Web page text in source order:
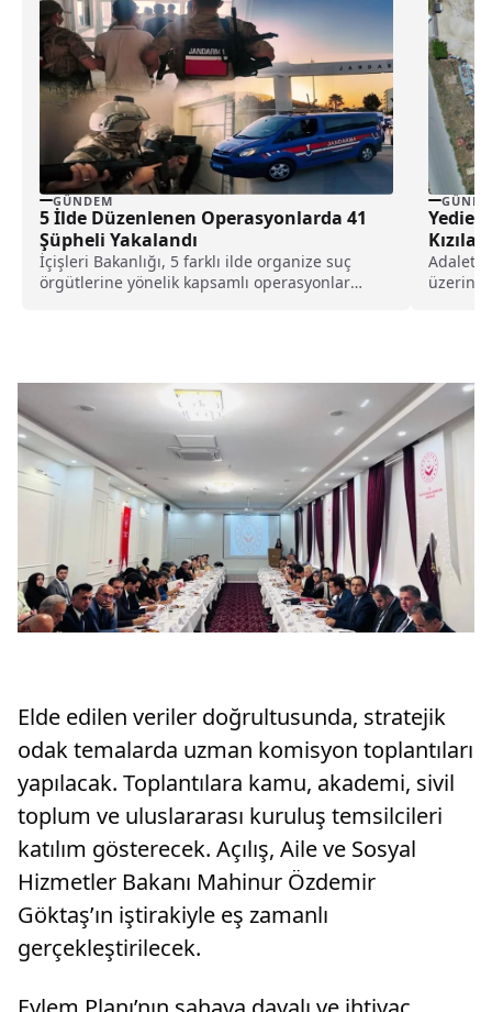
GÜNDEM
5 İlde Düzenlenen Operasyonlarda 41
Şüpheli Yakalandı
İçişleri Bakanlığı, 5 farklı ilde organize suç
örgütlerine yönelik kapsamlı operasyonlar
Adalet
Elde edilen veriler doğrultusunda, stratejik
odak temalarda uzman komisyon toplantıları
yapılacak. Toplantılara kamu, akademi, sivil
toplum ve uluslararası kuruluş temsilcileri
katılım gösterecek. Açılış, Aile ve Sosyal
Hizmetler Bakanı Mahinur Özdemir
Göktaş’ın iştirakiyle eş zamanlı
gerçekleştirilecek.